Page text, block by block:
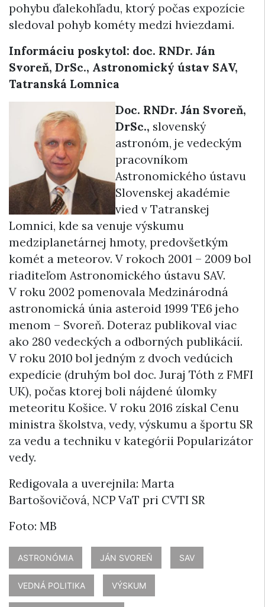
pohybu ďalekohľadu, ktorý počas expozície
sledoval pohyb kométy medzi hviezdami.
Informáciu poskytol: doc. RNDr. Ján
Svoreň, DrSc., Astronomický ústav SAV,
Tatranská Lomnica
Doc. RNDr. Ján Svoreň,
DrSc., slovenský
astronóm, je vedeckým
pracovníkom
Astronomického ústavu
Slovenskej akadémie
vied v Tatranskej
Lomnici, kde sa venuje výskumu
medziplanetárnej hmoty, predovšetkým
komét a meteorov. V rokoch 2001 – 2009 bol
riaditeľom Astronomického ústavu SAV.
V roku 2002 pomenovala Medzinárodná
astronomická únia asteroid 1999 TE6 jeho
menom – Svoreň. Doteraz publikoval viac
ako 280 vedeckých a odborných publikácií.
V roku 2010 bol jedným z dvoch vedúcich
expedície (druhým bol doc. Juraj Tóth z FMFI
UK), počas ktorej boli nájdené úlomky
meteoritu Košice. V roku 2016 získal Cenu
ministra školstva, vedy, výskumu a športu SR
za vedu a techniku v kategórii Popularizátor
vedy.
Redigovala a uverejnila: Marta
Bartošovičová, NCP VaT pri CVTI SR
Foto: MB
ASTRONÓMIA JÁN SVOREŇ SAV
VEDNÁ POLITIKA VÝSKUM